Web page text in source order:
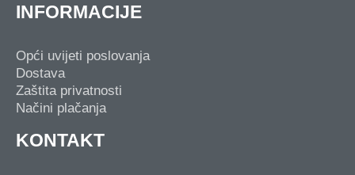
INFORMACIJE
Opći uvijeti poslovanja
Dostava
Zaštita privatnosti
Načini plačanja
KONTAKT